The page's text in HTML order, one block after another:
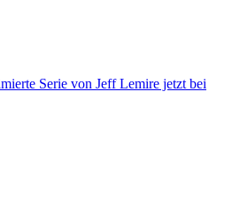
Serie von Jeff Lemire jetzt bei